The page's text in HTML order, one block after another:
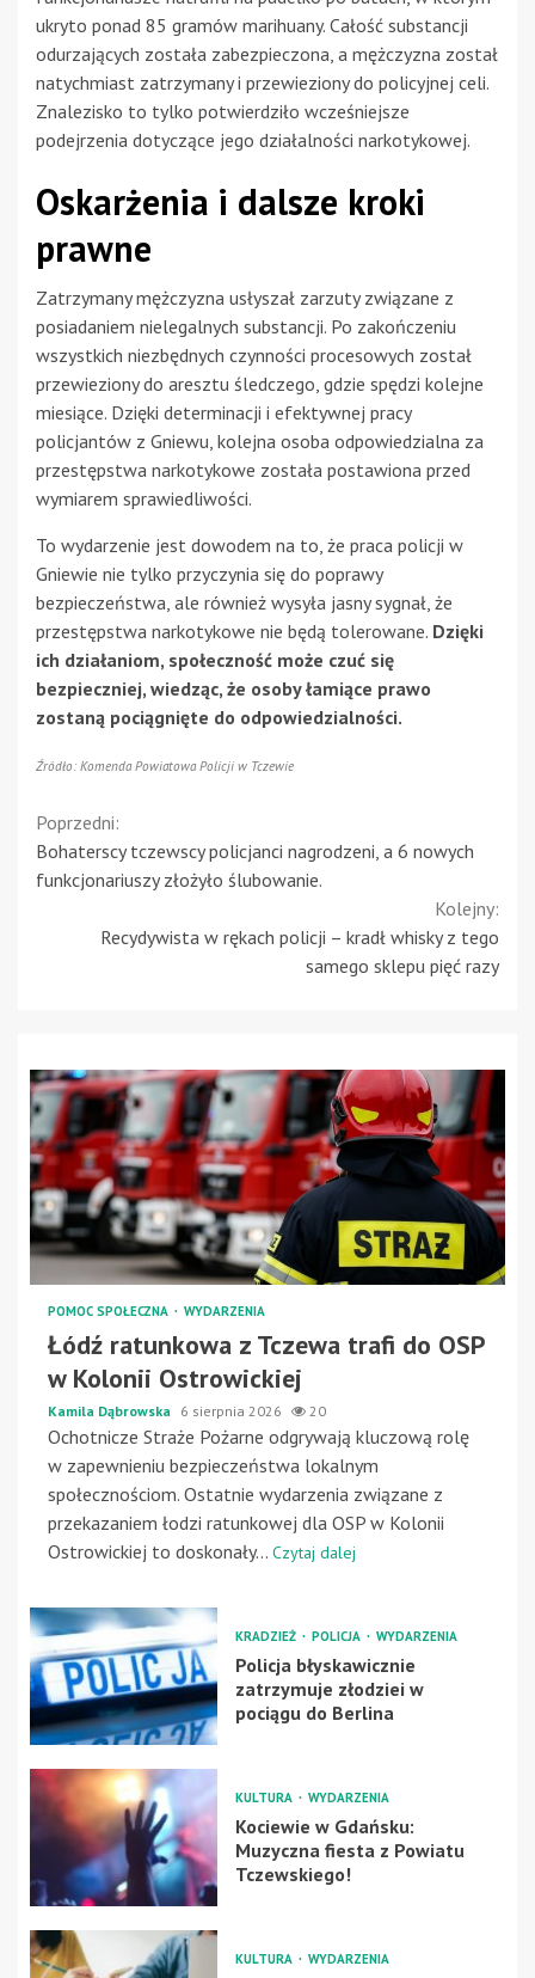
ukryto ponad 85 gramów marihuany. Całość substancji
odurzających została zabezpieczona, a mężczyzna został
natychmiast zatrzymany i przewieziony do policyjnej celi.
Znalezisko to tylko potwierdziło wcześniejsze
podejrzenia dotyczące jego działalności narkotykowej.
Oskarżenia i dalsze kroki
prawne
Zatrzymany mężczyzna usłyszał zarzuty związane z
posiadaniem nielegalnych substancji. Po zakończeniu
wszystkich niezbędnych czynności procesowych został
przewieziony do aresztu śledczego, gdzie spędzi kolejne
miesiące. Dzięki determinacji i efektywnej pracy
policjantów z Gniewu, kolejna osoba odpowiedzialna za
przestępstwa narkotykowe została postawiona przed
wymiarem sprawiedliwości.
To wydarzenie jest dowodem na to, że praca policji w
Gniewie nie tylko przyczynia się do poprawy
bezpieczeństwa, ale również wysyła jasny sygnał, że
przestępstwa narkotykowe nie będą tolerowane. Dzięki
ich działaniom, społeczność może czuć się
bezpieczniej, wiedząc, że osoby łamiące prawo
zostaną pociągnięte do odpowiedzialności.
Źródło: Komenda Powiatowa Policji w Tczewie
Continue
Reading
Poprzedni:
Bohaterscy tczewscy policjanci nagrodzeni, a 6 nowych
funkcjonariuszy złożyło ślubowanie.
Kolejny:
Recydywista w rękach policji – kradł whisky z tego
samego sklepu pięć razy
POMOC SPOŁECZNA WYDARZENIA
Łódź ratunkowa z Tczewa trafi do OSP
w Kolonii Ostrowickiej
Kamila Dąbrowska 6 sierpnia 2026 20
Ochotnicze Straże Pożarne odgrywają kluczową rolę
w zapewnieniu bezpieczeństwa lokalnym
społecznościom. Ostatnie wydarzenia związane z
przekazaniem łodzi ratunkowej dla OSP w Kolonii
Ostrowickiej to doskonały... Czytaj dalej
KRADZIEŻ POLICJA WYDARZENIA
Policja błyskawicznie
zatrzymuje złodziei w
pociągu do Berlina
KULTURA WYDARZENIA
Kociewie w Gdańsku:
Muzyczna fiesta z Powiatu
Tczewskiego!
KULTURA WYDARZENIA